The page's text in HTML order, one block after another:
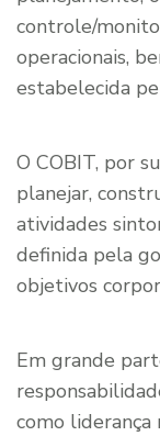
controle/
operacionais,
estabelecida
O COBIT, por
planejar,
atividades
definida pela
objetivos
Em grande
como